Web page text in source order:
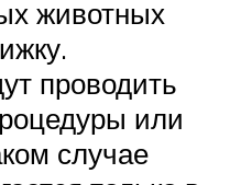
животных
проводить
или
случае